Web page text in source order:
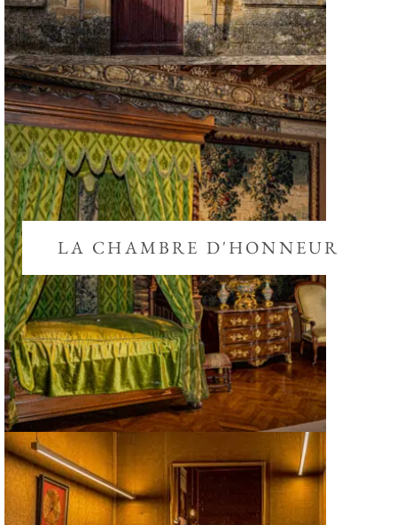
LA CHAMBRE D'HONNEUR